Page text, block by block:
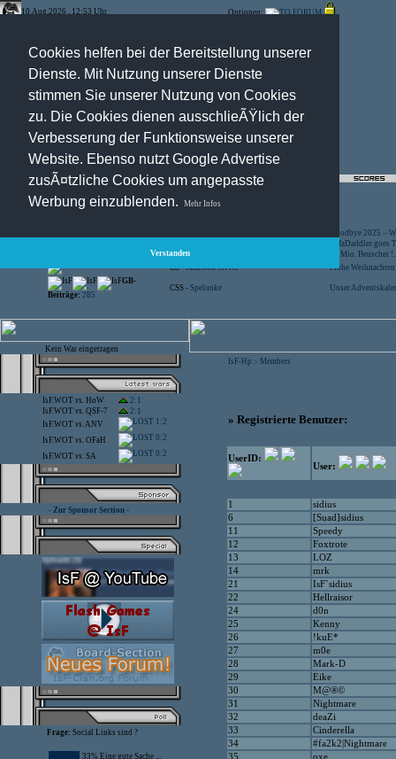
Cookies helfen bei der Bereitstellung unserer
Dienste. Mit Nutzung unserer Dienste
stimmen Sie unserer Nutzung von Cookies
zu. Die Cookies dienen ausschlieÃŸlich der
Verbesserung der Funktionsweise unserer
Website. Ebenso nutzt Google Advertise
zusÃ¤tzliche Cookies um angepasste
Werbung einzublenden.
Mehr Infos
Verstanden
10.Aug.2026 , 12:53 Uhr Optionen:
Goodbye 2025 –
SofaDaddler goes
CS -FunYard
40 Mio. Beuscher
CS -Mansion Server
Frohe
GB-
Beiträge: 285
CSS - Spelunke Unser
Kein War eingetragen
IsF.WOT vs. HoW
2:1
IsF.WOT vs. QSF-7
2:1
IsF.WOT vs.ANV 1:2
IsF.WOT vs. OFaH 0:2
IsF.WOT vs. SA 0:2
- Zur Sponsor Section -
Frage: Social Links sind ?
33% Eine gute Sache ...
IsF-Hp > Members
» Registrierte Benutzer:
UserID:
User:
1
sidius
6
[Suad]sidius
11
Speedy
12
Foxtrote
13
LOZ
14
mrk
21
IsF`sidius
22
Hellraisor
24
d0n
25
Kenny
26
!kuE*
27
m0e
28
Mark-D
29
Eike
30
M@®©
31
Nightmare
32
deaZi
33
Cinderella
34
#fa2k2|Nightmare
35
oxe